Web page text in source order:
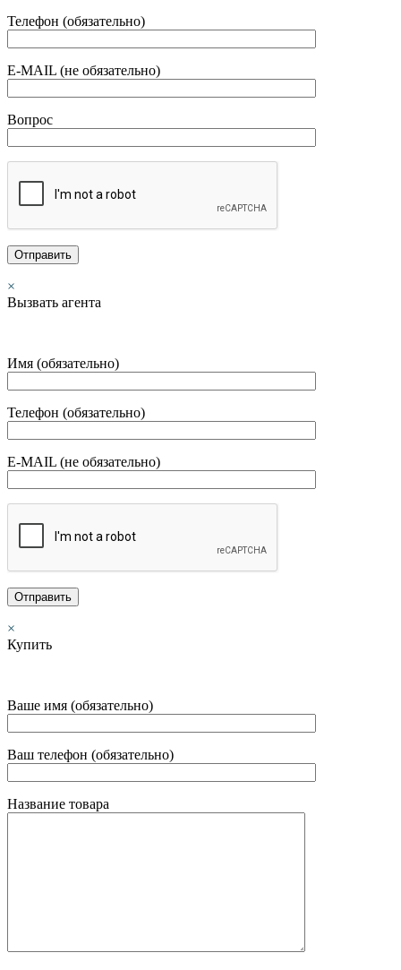
Телефон (обязательно)
E-MAIL (не обязательно)
Вопрос
×
Вызвать агента
Имя (обязательно)
Телефон (обязательно)
E-MAIL (не обязательно)
×
Купить
Ваше имя (обязательно)
Ваш телефон (обязательно)
Название товара